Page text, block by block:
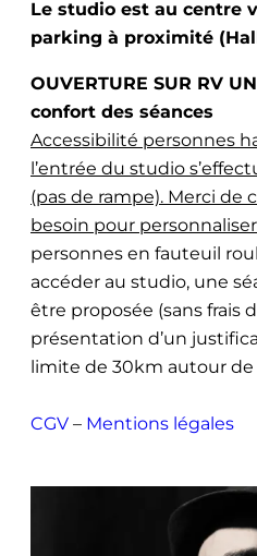
Le studio est au centre
parking à proximité
OUVERTURE SUR RV
confort des séances
Accessibilité personnes
l’entrée du studio
(pas de rampe). Merci de
besoin pour
personnes en fauteuil
accéder au studio, une
être proposée (sans frais
présentation d’un
limite de 30km autour de
CGV – Mentions légales